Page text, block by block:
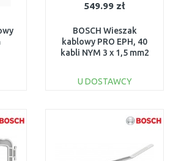
549.99 zł
BOSCH Wieszak
kablowy PRO EPH, 40
kabli NYM 3 x 1,5 mm2
U DOSTAWCY
Do porównania